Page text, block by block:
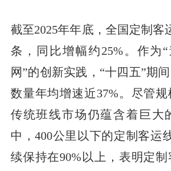
截至2025年年底，全国定制客
条，同比增幅约25%。作为
网”的创新实践，“十四五”期
数量年均增速近37%。尽管
传统班线市场仍蕴含着巨大
中，400公里以下的定制客运
续保持在90%以上，表明定